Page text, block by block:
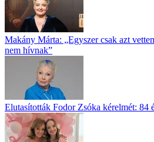
Makány Márta: „Egyszer csak azt
nem hívnak”
Elutasították Fodor Zsóka kérelmét: 84